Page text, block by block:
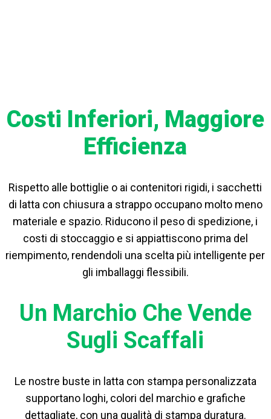
Costi Inferiori, Maggiore
Efficienza
Rispetto alle bottiglie o ai contenitori rigidi, i sacchetti
di latta con chiusura a strappo occupano molto meno
materiale e spazio. Riducono il peso di spedizione, i
costi di stoccaggio e si appiattiscono prima del
riempimento, rendendoli una scelta più intelligente per
gli imballaggi flessibili.
Un Marchio Che Vende
Sugli Scaffali
Le nostre buste in latta con stampa personalizzata
supportano loghi, colori del marchio e grafiche
dettagliate, con una qualità di stampa duratura.